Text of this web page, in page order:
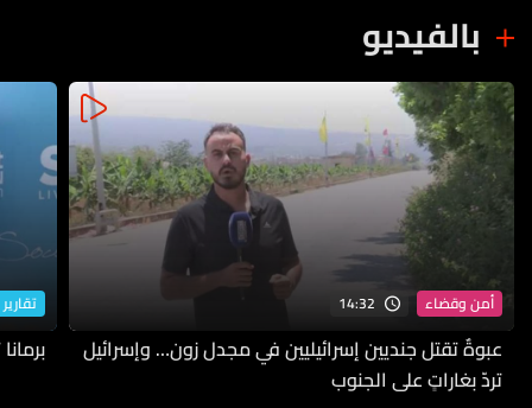
بالفيديو
أمن وقضاء 14:32
عبوةٌ تقتل جنديين إسرائيليين في مجدل زون… وإسرائيل
تردّ بغاراتٍ على الجنوب